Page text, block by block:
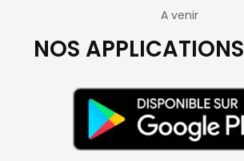
A venir
NOS APPLICATIONS